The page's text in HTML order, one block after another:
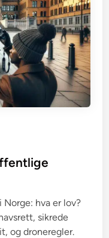
hva er lov?
sikrede
og droneregler.